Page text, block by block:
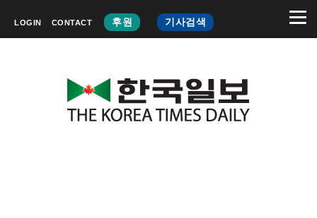
LOGIN CONTACT 후원 기사검색